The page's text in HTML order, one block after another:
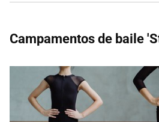
Campamentos de baile